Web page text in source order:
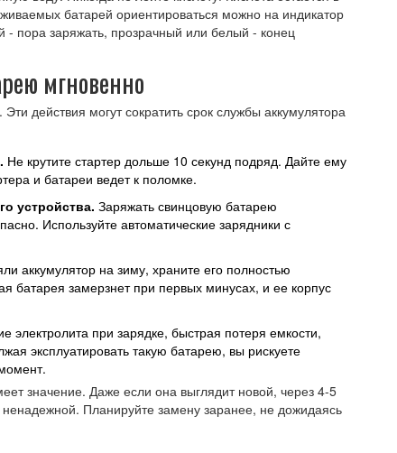
батарей ориентироваться можно на индикатор
- пора заряжать, прозрачный или белый - конец
мгновенно
действия могут сократить срок службы аккумулятора
Не крутите стартер дольше 10 секунд подряд. Дайте ему
и батареи ведет к поломке.
устройства. Заряжать свинцовую батарею
Используйте автоматические зарядники с
аккумулятор на зиму, храните его полностью
замерзнет при первых минусах, и ее корпус
электролита при зарядке, быстрая потеря емкости,
эксплуатировать такую батарею, вы рискуете
значение. Даже если она выглядит новой, через 4-5
Планируйте замену заранее, не дожидаясь